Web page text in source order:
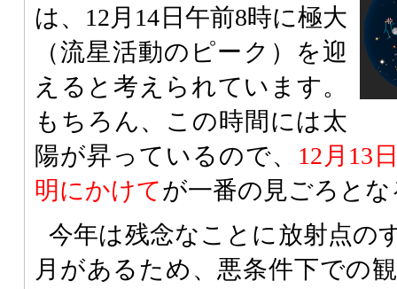
は、12月14日午前8時に極大
（流星活動のピーク）を迎
えると考えられています。
もちろん、この時間には太
陽が昇っているので、 12月13
明にかけてが一番の見ごろと
今年は残念なことに放射点の
月があるため、悪条件下での